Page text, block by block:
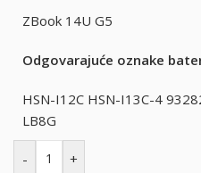
ZBook 14U G5
Odgovarajuće oznake
HSN-I12C HSN-I13C-4
LB8G
- +